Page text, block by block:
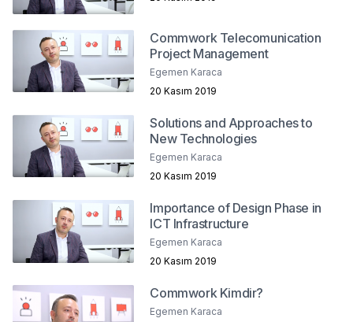
Commwork Telecomunication
Project Management
Egemen Karaca
20 Kasım 2019
Solutions and Approaches to
New Technologies
Egemen Karaca
20 Kasım 2019
Importance of Design Phase in
ICT Infrastructure
Egemen Karaca
20 Kasım 2019
Commwork Kimdir?
Egemen Karaca